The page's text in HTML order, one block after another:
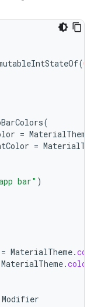
(0
(
= MaterialTheme
=
bar" )
= MaterialTheme.
MaterialTheme.
Modifier